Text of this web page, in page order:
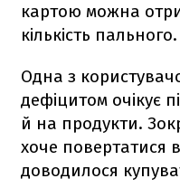
картою можна
кількість пального.
Одна з
дефіцитом очікує
й на продукти.
хоче повертатися
доводилося